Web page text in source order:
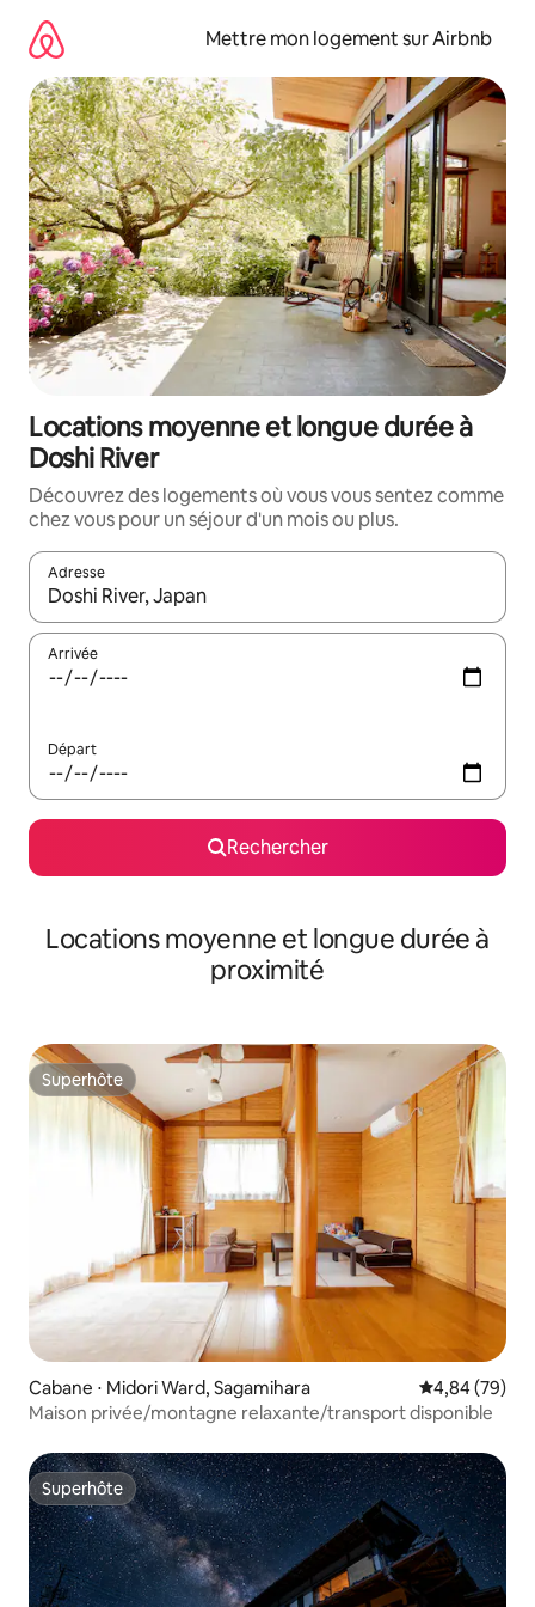
directement
contenu
Mettre mon logement sur Airbnb
Locations moyenne et longue durée à
Doshi River
Découvrez des logements où vous vous sentez comme
chez vous pour un séjour d'un mois ou plus.
Adresse
Lorsque les résultats s'affichent, utilisez les flèches vers le
Arrivée
Départ
Rechercher
Locations moyenne et longue durée à
proximité
Superhôte
Superhôte
Cabane ⋅ Midori Ward, Sagamihara Évaluation
4,84 (79)
Maison privée/montagne relaxante/transport disponible
Superhôte
Superhôte